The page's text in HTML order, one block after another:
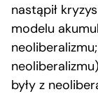
nastąpił
modelu
były z